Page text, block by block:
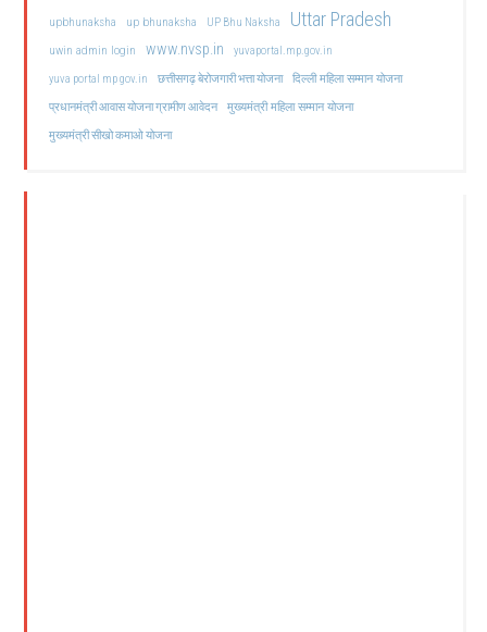
upbhunaksha up bhunaksha UP Bhu Naksha Uttar Pradesh
uwin admin login www.nvsp.in
yuvaportal.mp.gov.in
yuva portal mp gov.in
छत्तीसगढ़ बेरोजगारी भत्ता योजना दिल्ली महिला सम्मान योजना
प्रधानमंत्री आवास योजना ग्रामीण आवेदन मुख्यमंत्री महिला सम्मान योजना
मुख्यमंत्री सीखो कमाओ योजना